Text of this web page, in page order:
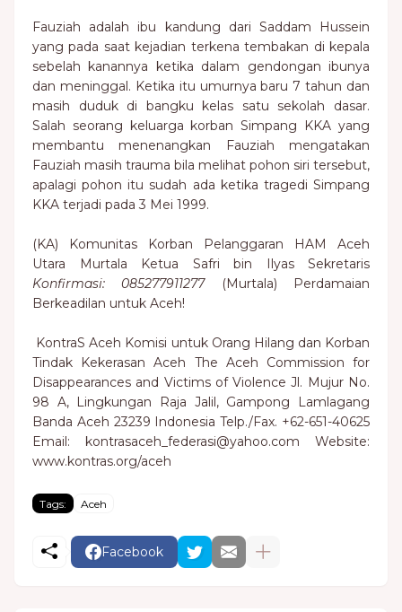
Fauziah adalah ibu kandung dari Saddam Hussein
yang pada saat kejadian terkena tembakan di kepala
sebelah kanannya ketika dalam gendongan ibunya
dan meninggal. Ketika itu umurnya baru 7 tahun dan
masih duduk di bangku kelas satu sekolah dasar.
Salah seorang keluarga korban Simpang KKA yang
membantu menenangkan Fauziah mengatakan
Fauziah masih trauma bila melihat pohon siri tersebut,
apalagi pohon itu sudah ada ketika tragedi Simpang
KKA terjadi pada 3 Mei 1999.
(KA) Komunitas Korban Pelanggaran HAM Aceh
Utara Murtala Ketua Safri bin Ilyas Sekretaris
Konfirmasi: 085277911277(Murtala) Perdamaian
Berkeadilan untuk Aceh!
KontraS Aceh Komisi untuk Orang Hilang dan Korban
Tindak Kekerasan Aceh The Aceh Commission for
Disappearances and Victims of Violence Jl. Mujur No.
98 A, Lingkungan Raja Jalil, Gampong Lamlagang
Banda Aceh 23239 Indonesia Telp./Fax. +62-651-40625
Email: kontrasaceh_federasi@yahoo.com Website:
www.kontras.org/aceh
Tags: Aceh
Facebook